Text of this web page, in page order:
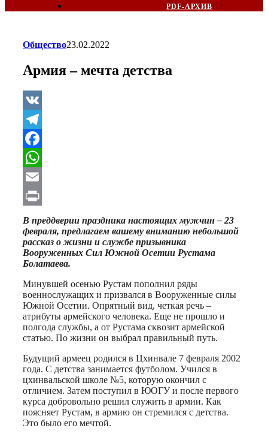
PDF-АРХИВ
Общество23.02.2022
Армия – мечта детства
VK
Telegram
Facebook
WhatsApp
Email
Print
В преддверии праздника настоящих мужчин – 23
февраля, предлагаем вашему вниманию небольшой
рассказ о жизни и службе призывника
Вооруженных Сил Южной Осетии Рустама
Болатаева.
Минувшей осенью Рустам пополнил ряды
военнослужащих и призвался в Вооруженные силы
Южной Осетии. Опрятный вид, четкая речь –
атрибуты армейского человека. Еще не прошло и
полгода службы, а от Рустама сквозит армейской
статью. По жизни он выбрал правильный путь.
Будущий армеец родился в Цхинвале 7 февраля 2002
года. С детства занимается футболом. Учился в
цхинвальской школе №5, которую окончил с
отличием. Затем поступил в ЮОГУ и после первого
курса добровольно решил служить в армии. Как
поясняет Рустам, в армию он стремился с детства.
Это было его мечтой.